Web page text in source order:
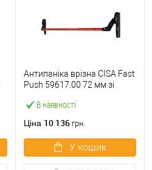
В наявності
Антипаніка врізна CISA Fast
Push 59617.00 72 мм зі
Ціна 10 136 грн.
У кошик